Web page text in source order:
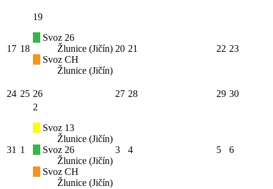
17 18
19
Svoz 26
Žlunice (Jičín)
Svoz CH
Žlunice (Jičín)
20 21 22 23
24 25 26 27 28 29 30
31 1
2
Svoz 13
Žlunice (Jičín)
Svoz 26
Žlunice (Jičín)
Svoz CH
Žlunice (Jičín)
3 4 5 6